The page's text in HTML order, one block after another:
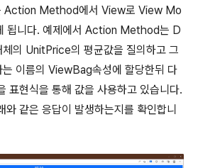
Action Method에서 View로 View Mo
됩니다. 예제에서 Action Method는 D
의 UnitPrice의 평균값을 질의하고 그
이름의 ViewBag속성에 할당한뒤 다
표현식을 통해 값을 사용하고 있습니다.
같은 응답이 발생하는지를 확인합니